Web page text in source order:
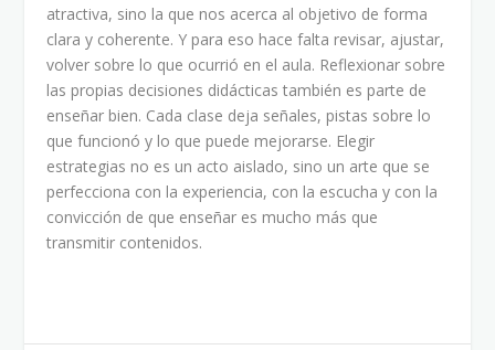
atractiva, sino la que nos acerca al objetivo de forma
clara y coherente. Y para eso hace falta revisar, ajustar,
volver sobre lo que ocurrió en el aula. Reflexionar sobre
las propias decisiones didácticas también es parte de
enseñar bien. Cada clase deja señales, pistas sobre lo
que funcionó y lo que puede mejorarse. Elegir
estrategias no es un acto aislado, sino un arte que se
perfecciona con la experiencia, con la escucha y con la
convicción de que enseñar es mucho más que
transmitir contenidos.